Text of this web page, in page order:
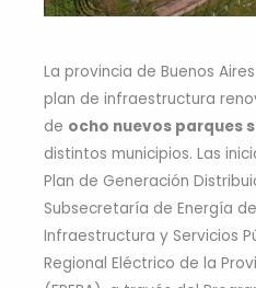
La provincia de Buenos
plan de infraestructura
de ocho nuevos parques
distintos municipios. Las
Plan de Generación
Subsecretaría de Energía
Infraestructura y Servicios
Regional Eléctrico de la